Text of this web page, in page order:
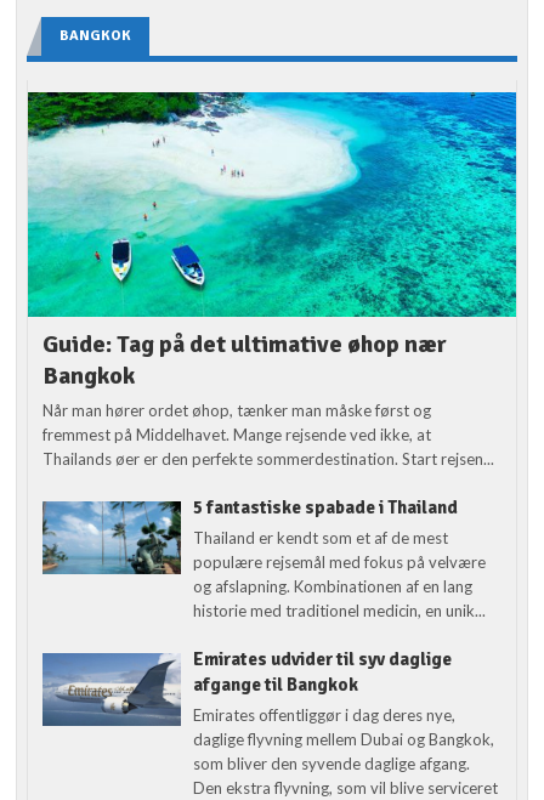
BANGKOK
Guide: Tag på det ultimative øhop nær
Bangkok
Når man hører ordet øhop, tænker man måske først og
fremmest på Middelhavet. Mange rejsende ved ikke, at
Thailands øer er den perfekte sommerdestination. Start rejsen...
5 fantastiske spabade i Thailand
Thailand er kendt som et af de mest
populære rejsemål med fokus på velvære
og afslapning. Kombinationen af en lang
historie med traditionel medicin, en unik...
Emirates udvider til syv daglige
afgange til Bangkok
Emirates offentliggør i dag deres nye,
daglige flyvning mellem Dubai og Bangkok,
som bliver den syvende daglige afgang.
Den ekstra flyvning, som vil blive serviceret